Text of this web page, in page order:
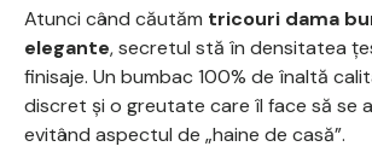
Atunci când căutăm tricouri dama
elegante, secretul stă în densitatea
finisaje. Un bumbac 100% de înaltă
discret și o greutate care îl face să se
evitând aspectul de „haine de casă”.